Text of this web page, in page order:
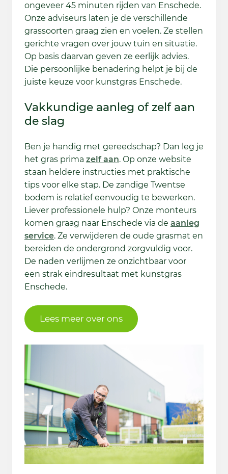
ongeveer 45 minuten rijden van Enschede.
Onze adviseurs laten je de verschillende
grassoorten graag zien en voelen. Ze stellen
gerichte vragen over jouw tuin en situatie.
Op basis daarvan geven ze eerlijk advies.
Die persoonlijke benadering helpt je bij de
juiste keuze voor kunstgras Enschede.
Vakkundige aanleg of zelf aan
de slag
Ben je handig met gereedschap? Dan leg je
het gras prima zelf aan. Op onze website
staan heldere instructies met praktische
tips voor elke stap. De zandige Twentse
bodem is relatief eenvoudig te bewerken.
Liever professionele hulp? Onze monteurs
komen graag naar Enschede via de aanleg
service. Ze verwijderen de oude grasmat en
bereiden de ondergrond zorgvuldig voor.
De naden verlijmen ze onzichtbaar voor
een strak eindresultaat met kunstgras
Enschede.
Lees meer over ons